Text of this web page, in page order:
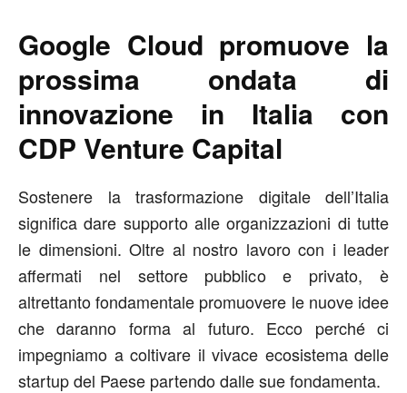
Google Cloud promuove la
prossima ondata di
innovazione in Italia con
CDP Venture Capital
Sostenere la trasformazione digitale dell’Italia
significa dare supporto alle organizzazioni di tutte
le dimensioni. Oltre al nostro lavoro con i leader
affermati nel settore pubblico e privato, è
altrettanto fondamentale promuovere le nuove idee
che daranno forma al futuro. Ecco perché ci
impegniamo a coltivare il vivace ecosistema delle
startup del Paese partendo dalle sue fondamenta.